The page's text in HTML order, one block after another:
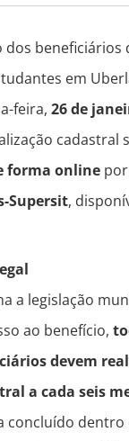
dos beneficiários
em
feira, 26 de
cadastral
forma online
Supersit,
a legislação
ao benefício,
devem
a cada seis
concluído dentro